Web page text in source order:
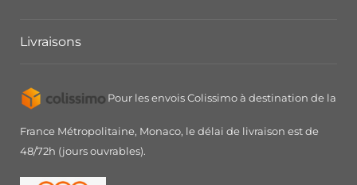
Livraisons
Pour les envois Colissimo à destination de la
France Métropolitaine, Monaco, le délai de livraison est de
48/72h (jours ouvrables).